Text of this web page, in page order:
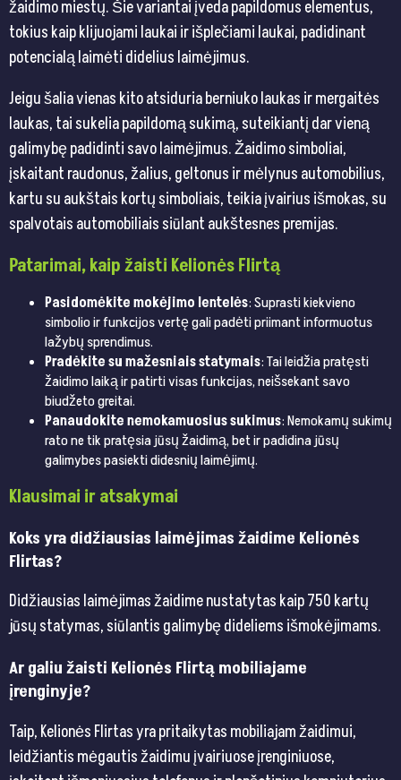
žaidimo miestų. Šie variantai įveda papildomus elementus,
tokius kaip klijuojami laukai ir išplečiami laukai, padidinant
potencialą laimėti didelius laimėjimus.
Jeigu šalia vienas kito atsiduria berniuko laukas ir mergaitės
laukas, tai sukelia papildomą sukimą, suteikiantį dar vieną
galimybę padidinti savo laimėjimus. Žaidimo simboliai,
įskaitant raudonus, žalius, geltonus ir mėlynus automobilius,
kartu su aukštais kortų simboliais, teikia įvairius išmokas, su
spalvotais automobiliais siūlant aukštesnes premijas.
Patarimai, kaip žaisti Kelionės Flirtą
Pasidomėkite mokėjimo lentelės: Suprasti kiekvieno
simbolio ir funkcijos vertę gali padėti priimant informuotus
lažybų sprendimus.
Pradėkite su mažesniais statymais: Tai leidžia pratęsti
žaidimo laiką ir patirti visas funkcijas, neišsekant savo
biudžeto greitai.
Panaudokite nemokamuosius sukimus: Nemokamų sukimų
rato ne tik pratęsia jūsų žaidimą, bet ir padidina jūsų
galimybes pasiekti didesnių laimėjimų.
Klausimai ir atsakymai
Koks yra didžiausias laimėjimas žaidime Kelionės
Flirtas?
Didžiausias laimėjimas žaidime nustatytas kaip 750 kartų
jūsų statymas, siūlantis galimybę dideliems išmokėjimams.
Ar galiu žaisti Kelionės Flirtą mobiliajame
įrenginyje?
Taip, Kelionės Flirtas yra pritaikytas mobiliajam žaidimui,
leidžiantis mėgautis žaidimu įvairiuose įrenginiuose,